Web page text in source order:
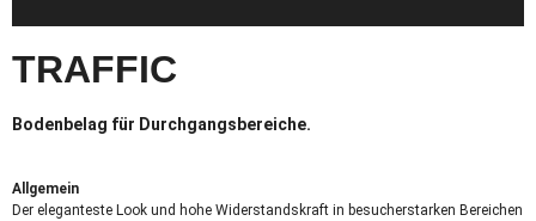
TRAFFIC
Bodenbelag für Durchgangsbereiche.
Allgemein
Der eleganteste Look und hohe Widerstandskraft in besucherstarken Bereichen